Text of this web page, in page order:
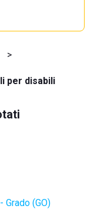
>
per disabili
Grado (GO)